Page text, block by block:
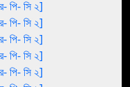
পি- সি ২]
পি- সি ২]
পি- সি ২]
পি- সি ২]
পি- সি ২]